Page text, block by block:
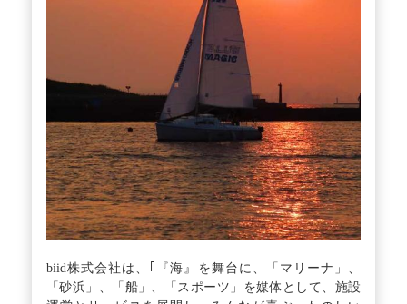
biid株式会社は、｢『海』を舞台に、「マリーナ」、
「砂浜」、「船」、「スポーツ」を媒体として、施設